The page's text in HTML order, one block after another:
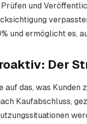
und
und ermöglicht es,
Der
auf das, was
Kaufabschluss,